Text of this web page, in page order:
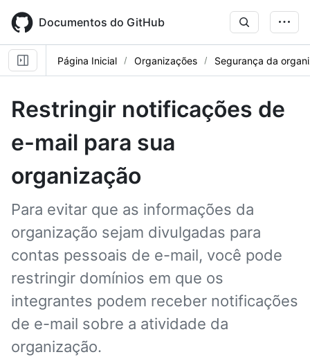
main
content
Documentos do GitHub
Página Inicial Organizações Segurança da
Restringir notificações de
e-mail para sua
organização
Para evitar que as informações da
organização sejam divulgadas para
contas pessoais de e-mail, você pode
restringir domínios em que os
integrantes podem receber notificações
de e-mail sobre a atividade da
organização.